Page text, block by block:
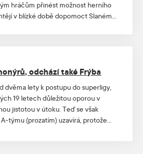
hráčům přinést možnost herního
v blízké době dopomoct Slanému
odchází také Frýba
dvěma lety k postupu do superligy,
19 letech důležitou oporou v
jistotou v útoku. Teď se však
týmu (prozatím) uzavírá, protože